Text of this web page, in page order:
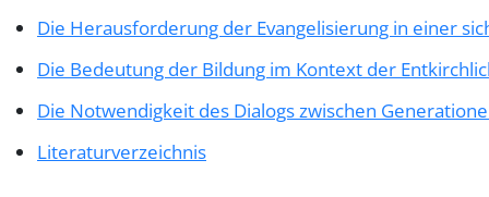
Die Herausforderung der Evangelisierung in einer
Die Bedeutung der Bildung im Kontext der
Die Notwendigkeit des Dialogs zwischen
Literaturverzeichnis